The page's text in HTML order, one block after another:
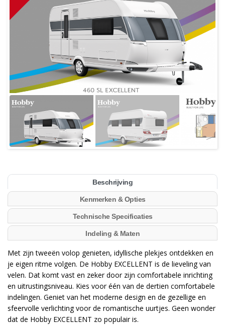
Beschrijving
Kenmerken & Opties
Technische Specificaties
Indeling & Maten
Met zijn tweeën volop genieten, idyllische plekjes ontdekken en
je eigen ritme volgen. De Hobby EXCELLENT is de lieveling van
velen. Dat komt vast en zeker door zijn comfortabele inrichting
en uitrustingsniveau. Kies voor één van de dertien comfortabele
indelingen. Geniet van het moderne design en de gezellige en
sfeervolle verlichting voor de romantische uurtjes. Geen wonder
dat de Hobby EXCELLENT zo populair is.